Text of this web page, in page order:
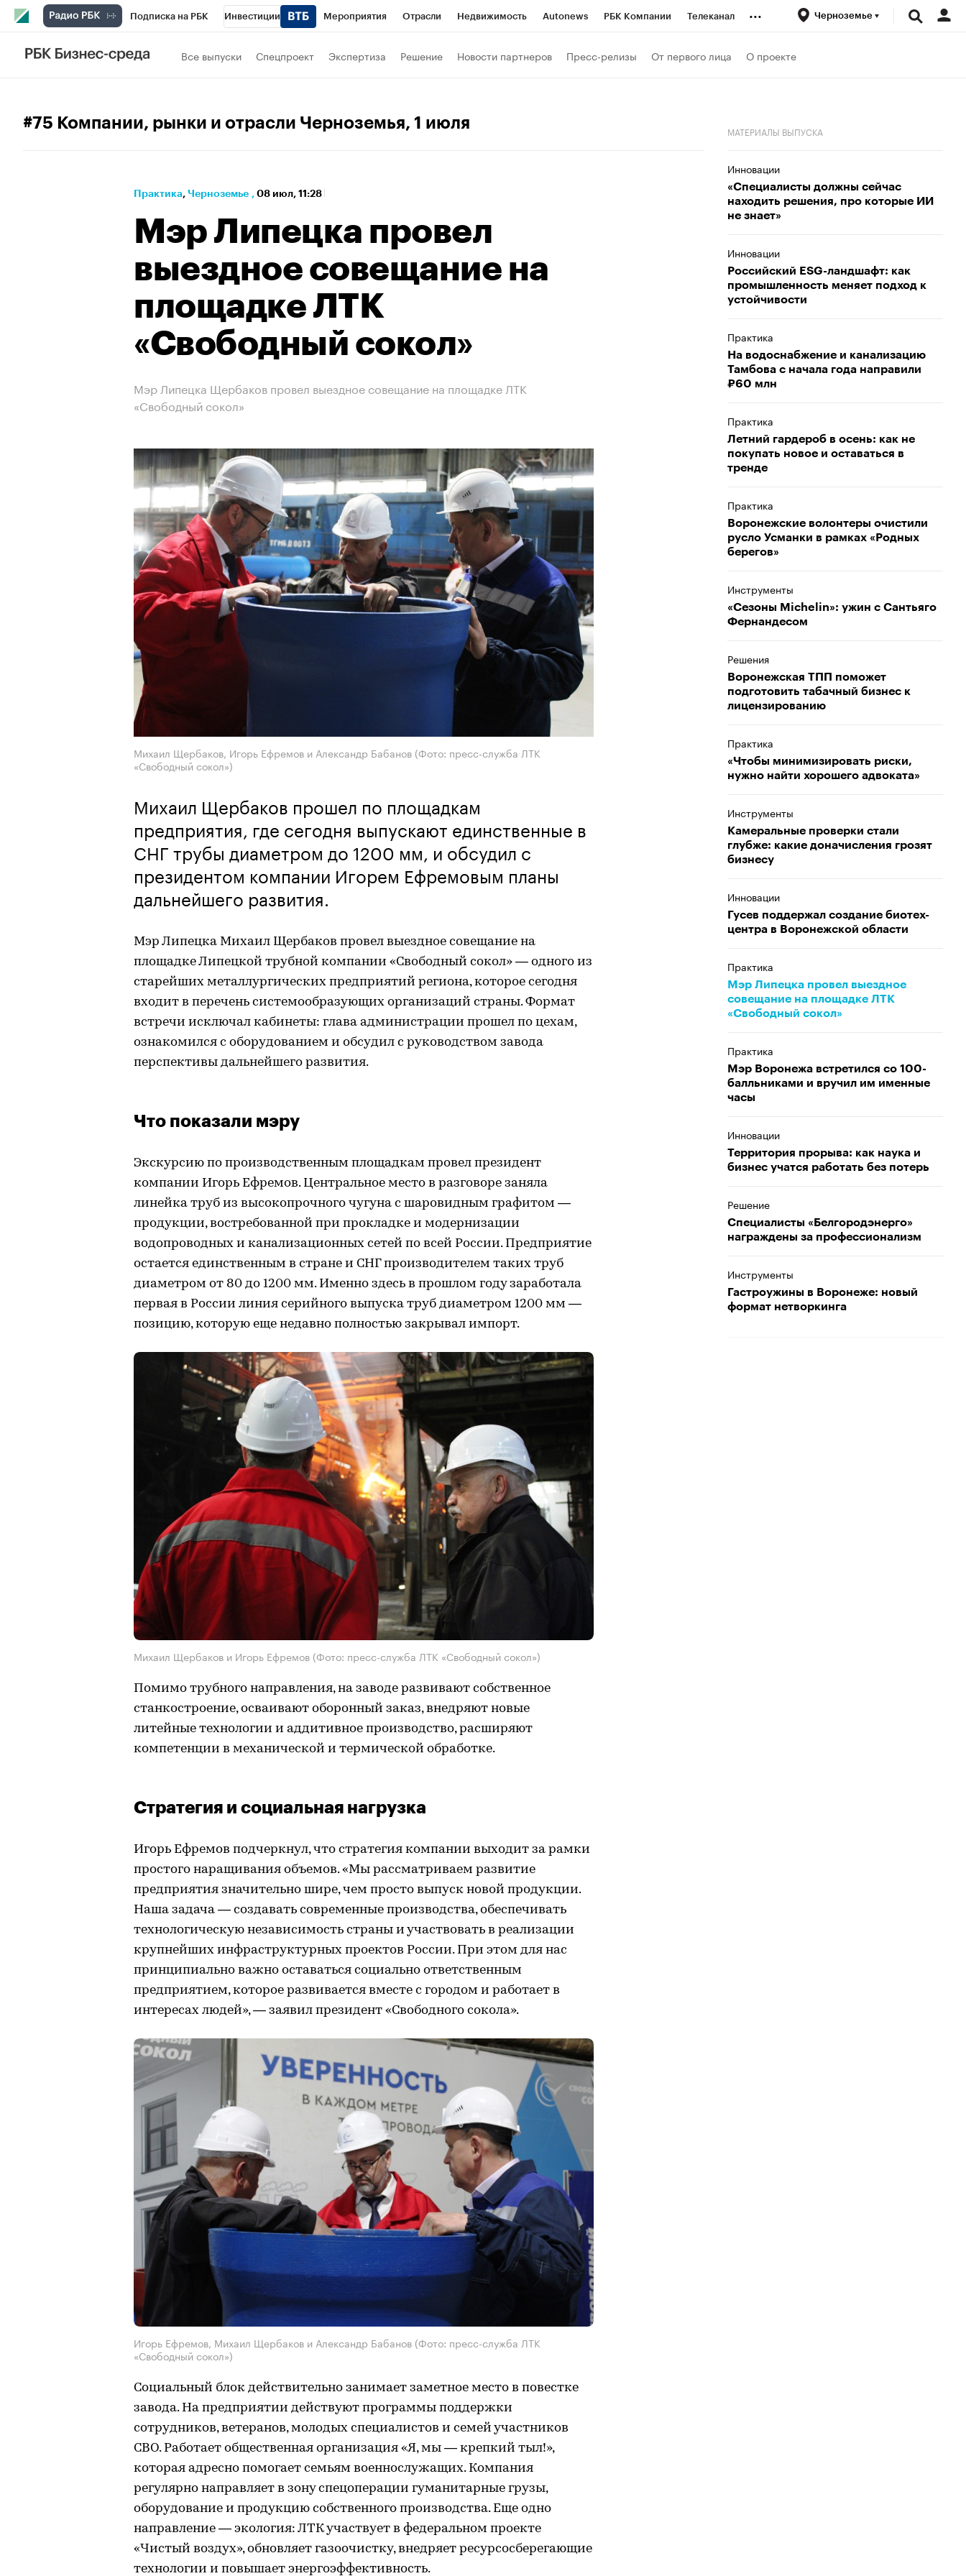
Подписка на РБК Инвестиции Мероприятия Отрасли Недвижимость Autonews РБК Компании Телеканал
РБК Вино
... Черноземье
Все выпуски Спецпроект Экспертиза Решение Новости партнеров Пресс-релизы От первого лица О проекте
#75 Компании, рынки и отрасли Черноземья, 1 июля
Практика⁠, Черноземье , 08 июл, 11:28
Мэр Липецка провел
выездное совещание на
площадке ЛТК
«Свободный сокол»
Мэр Липецка Щербаков провел выездное совещание на площадке ЛТК
«Свободный сокол»
Михаил Щербаков, Игорь Ефремов и Александр Бабанов (Фото: пресс-служба ЛТК
«Свободный сокол»)
Михаил Щербаков прошел по площадкам
предприятия, где сегодня выпускают единственные в
СНГ трубы диаметром до 1200 мм, и обсудил с
президентом компании Игорем Ефремовым планы
дальнейшего развития.
Мэр Липецка Михаил Щербаков провел выездное совещание на
площадке Липецкой трубной компании «Свободный сокол» — одного из
старейших металлургических предприятий региона, которое сегодня
входит в перечень системообразующих организаций страны. Формат
встречи исключал кабинеты: глава администрации прошел по цехам,
ознакомился с оборудованием и обсудил с руководством завода
перспективы дальнейшего развития.
Что показали мэру
Экскурсию по производственным площадкам провел президент
компании Игорь Ефремов. Центральное место в разговоре заняла
линейка труб из высокопрочного чугуна с шаровидным графитом —
продукции, востребованной при прокладке и модернизации
водопроводных и канализационных сетей по всей России. Предприятие
остается единственным в стране и СНГ производителем таких труб
диаметром от 80 до 1200 мм. Именно здесь в прошлом году заработала
первая в России линия серийного выпуска труб диаметром 1200 мм —
позицию, которую еще недавно полностью закрывал импорт.
Михаил Щербаков и Игорь Ефремов (Фото: пресс-служба ЛТК «Свободный сокол»)
Помимо трубного направления, на заводе развивают собственное
станкостроение, осваивают оборонный заказ, внедряют новые
литейные технологии и аддитивное производство, расширяют
компетенции в механической и термической обработке.
Стратегия и социальная нагрузка
Игорь Ефремов подчеркнул, что стратегия компании выходит за рамки
простого наращивания объемов. «Мы рассматриваем развитие
предприятия значительно шире, чем просто выпуск новой продукции.
Наша задача — создавать современные производства, обеспечивать
технологическую независимость страны и участвовать в реализации
крупнейших инфраструктурных проектов России. При этом для нас
принципиально важно оставаться социально ответственным
предприятием, которое развивается вместе с городом и работает в
интересах людей», — заявил президент «Свободного сокола».
Игорь Ефремов, Михаил Щербаков и Александр Бабанов (Фото: пресс-служба ЛТК
«Свободный сокол»)
Социальный блок действительно занимает заметное место в повестке
завода. На предприятии действуют программы поддержки
сотрудников, ветеранов, молодых специалистов и семей участников
СВО. Работает общественная организация «Я, мы — крепкий тыл!»,
которая адресно помогает семьям военнослужащих. Компания
регулярно направляет в зону спецоперации гуманитарные грузы,
оборудование и продукцию собственного производства. Еще одно
направление — экология: ЛТК участвует в федеральном проекте
«Чистый воздух», обновляет газоочистку, внедряет ресурсосберегающие
технологии и повышает энергоэффективность.
МАТЕРИАЛЫ ВЫПУСКА
Инновации
«Специалисты должны сейчас
находить решения, про которые ИИ
не знает»
Инновации
Российский ESG-ландшафт: как
промышленность меняет подход к
устойчивости
Практика
На водоснабжение и канализацию
Тамбова с начала года направили
₽60 млн
Практика
Летний гардероб в осень: как не
покупать новое и оставаться в
тренде
Практика
Воронежские волонтеры очистили
русло Усманки в рамках «Родных
берегов»
Инструменты
«Сезоны Michelin»: ужин с Сантьяго
Фернандесом
Решения
Воронежская ТПП поможет
подготовить табачный бизнес к
лицензированию
Практика
«Чтобы минимизировать риски,
нужно найти хорошего адвоката»
Инструменты
Камеральные проверки стали
глубже: какие доначисления грозят
бизнесу
Инновации
Гусев поддержал создание биотех-
центра в Воронежской области
Практика
Мэр Липецка провел выездное
совещание на площадке ЛТК
«Свободный сокол»
Практика
Мэр Воронежа встретился со 100-
балльниками и вручил им именные
часы
Инновации
Территория прорыва: как наука и
бизнес учатся работать без потерь
Решение
Специалисты «Белгородэнерго»
награждены за профессионализм
Инструменты
Гастроужины в Воронеже: новый
формат нетворкинга